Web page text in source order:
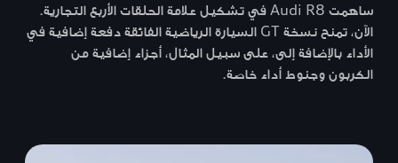
ساهمت Audi R8 في تشكيل علامة الحلقات الأربع التجارية.
الآن، تمنح نسخة GT السيارة الرياضية الفائقة دفعة إضافية في
الأداء بالإضافة إلى، على سبيل المثال، أجزاء إضافية من
الكربون وجنوط أداء خاصة.